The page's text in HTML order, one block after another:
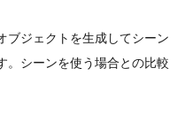
ブジェクトを生成してシーン
。シーンを使う場合との比較